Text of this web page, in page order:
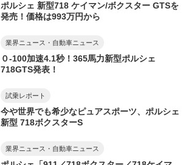
ポルシェ 新型718 ケイマン/ボクスター GTSを
発売！価格は993万円から
業界ニュース・自動車ニュース
０-100加速4.1秒！365馬力新型ポルシェ
718GTS発表！
試乗レポート
今や世界でも希少なピュアスポーツ、ポルシェ
新型 718ボクスターS
業界ニュース・自動車ニュース